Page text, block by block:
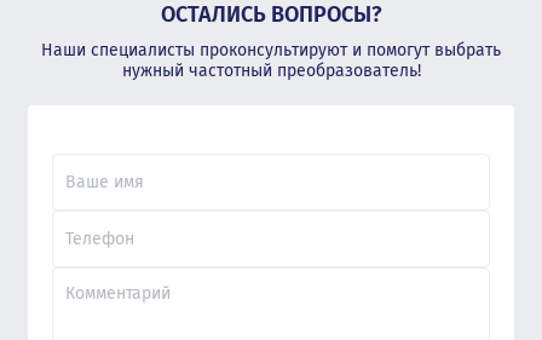
ОСТАЛИСЬ ВОПРОСЫ?
Наши специалисты проконсультируют и помогут выбрать
нужный частотный преобразователь!